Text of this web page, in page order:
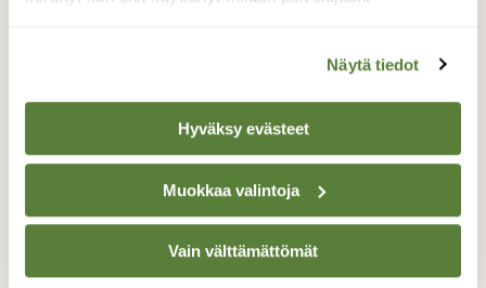
Näytä tiedot
Hyväksy evästeet
Muokkaa valintoja
Vain välttämättömät
Hyönteinen käenkaalin
kukalla
Pieni siivekäs hyönteinen käenkaalin kukalla.